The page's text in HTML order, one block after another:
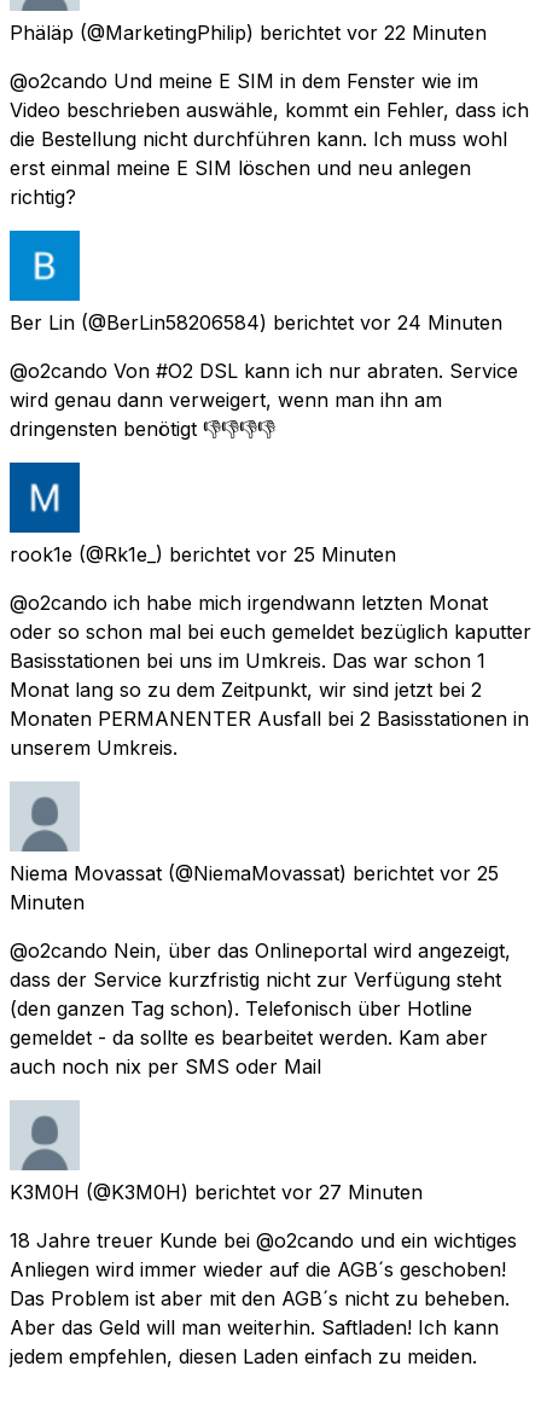
Phäläp (@MarketingPhilip) berichtet vor 22 Minuten
@o2cando Und meine E SIM in dem Fenster wie im
Video beschrieben auswähle, kommt ein Fehler, dass ich
die Bestellung nicht durchführen kann. Ich muss wohl
erst einmal meine E SIM löschen und neu anlegen
richtig?
Ber Lin (@BerLin58206584) berichtet vor 24 Minuten
@o2cando Von #O2 DSL kann ich nur abraten. Service
wird genau dann verweigert, wenn man ihn am
dringensten benötigt 👎👎👎👎
rook1e (@Rk1e_) berichtet vor 25 Minuten
@o2cando ich habe mich irgendwann letzten Monat
oder so schon mal bei euch gemeldet bezüglich kaputter
Basisstationen bei uns im Umkreis. Das war schon 1
Monat lang so zu dem Zeitpunkt, wir sind jetzt bei 2
Monaten PERMANENTER Ausfall bei 2 Basisstationen in
unserem Umkreis.
Niema Movassat (@NiemaMovassat) berichtet vor 25
Minuten
@o2cando Nein, über das Onlineportal wird angezeigt,
dass der Service kurzfristig nicht zur Verfügung steht
(den ganzen Tag schon). Telefonisch über Hotline
gemeldet - da sollte es bearbeitet werden. Kam aber
auch noch nix per SMS oder Mail
K3M0H (@K3M0H) berichtet vor 27 Minuten
18 Jahre treuer Kunde bei @o2cando und ein wichtiges
Anliegen wird immer wieder auf die AGB´s geschoben!
Das Problem ist aber mit den AGB´s nicht zu beheben.
Aber das Geld will man weiterhin. Saftladen! Ich kann
jedem empfehlen, diesen Laden einfach zu meiden.